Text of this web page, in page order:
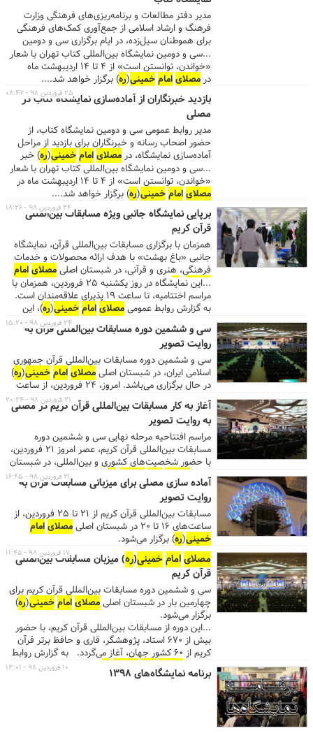
مدیر دفتر مطالعات و برنامه‌ریزی‌های فرهنگی وزارت
فرهنگ و ارشاد اسلامی از جمع‌آوری کمک‌های فرهنگی
برای هموطنان سیل‌زده، در ایام برگزاری سی و دومین
نمایشگاه کتاب تهران خبر داد.
...سی و دومین نمایشگاه بین‌المللی کتاب تهران با شعار
«خواندن، توانستن است» از ۴ تا ۱۴ اردیبهشت ماه
درمصلایامامخمینی(ره) برگزار خواهد شد....
بازدید خبرنگاران از آماده‌سازی نمایشگاه کتاب در
مصلی
مدیر روابط عمومی سی و دومین نمایشگاه کتاب، از
حضور اصحاب رسانه و خبرنگاران برای بازدید از مراحل
آماده‌سازی نمایشگاه، درمصلایامامخمینی(ره) خبر
داد.
...سی و دومین نمایشگاه بین‌المللی کتاب تهران با شعار
«خواندن، توانستن است» از ۴ تا ۱۴ اردیبهشت ماه در
مصلایامامخمینی(ره) برگزار خواهد شد....
۲۵ فروردین ۹۸ - ۰۸:۴۷
برپایی نمایشگاه جانبی ویژه مسابقات بین‌المللی
قرآن کریم
همزمان با برگزاری مسابقات بین‌المللی قرآن، نمایشگاه
جانبی «باغ بهشت» با هدف ارائه محصولات و خدمات
فرهنگی، هنری و قرآنی، در شبستان اصلیمصلایامام
خمینی(ره) برپا شده است.
...این نمایشگاه در روز یکشنبه ۲۵ فروردین، همزمان با
مراسم اختتامیه، تا ساعت ۱۹ پذیرای علاقه‌مندان است.
به گزارش روابط عمومیمصلایامامخمینی(ره)، این
نمایشگاه در ۱۲ بخش متنوع به ارائه محصولات و خدمات
فرهنگی، هنری و قرآنی می‌پردازد. ...سی‌وششمین دوره
مسابقات بین‌المللی قرآن کریم جمهوری اسلامی ایران با
حضور شرکت‌کنندگانی از ۶۰ کشور جهان از ۲۱ تا ۲۵
فروردین از ساعت ۱۶تا ۲۰، در شبستان اصلی
مصلای
امامخمینی(ره) برگزار می‌شود....
۲۴ فروردین ۹۸ - ۱۸:۲۶
سی و ششمین دوره مسابقات بین‌المللی قرآن به
روایت تصویر
سی و ششمین دوره مسابقات بین‌المللی قرآن جمهوری
اسلامی ایران، در شبستان اصلیمصلایامامخمینی(ره)
در حال برگزاری می‌باشد. امروز، ۲۴ فروردین، از ساعت
۱۶ تا ۲۰، آخرین متسابقین به تلاوت آیات قرآن خواهند
پرداخت. مراسم اختتامیه این دوره از مسابقات یکشنبه
۲۵ فروردین از ساعت ۱۷ برگزار می‌شود.
۲۴ فروردین ۹۸ - ۱۵:۲۰
آغاز به کار مسابقات بین‌المللی قرآن کریم در مصلی
به روایت تصویر
مراسم افتتاحیه مرحله نهایی سی و ششمین دوره
مسابقات بین‌المللی قرآن کریم، عصر امروز ۲۱ فروردین،
با حضور شخصیت‌های کشوری و بین‌المللی، در شبستان
اصلی
مصلای امام خمینی ) برگزار شد.
۲۱ فروردین ۹۸ - ۲۰:۲۴
آماده سازی مصلی برای میزبانی مسابقات قرآن به
روایت تصویر
مسابقات بین‌المللی قرآن کریم از ۲۱ تا ۲۵ فروردین، از
ساعت‌های ۱۶ تا ۲۰ در شبستان اصلی
مصلایامام
خمینی(ره) برگزار می‌شود.
۲۱ فروردین ۹۸ - ۱۶:۴۵
مصلایامامخمینی(ره) میزبان مسابقات بین‌المللی
قرآن کریم
سی و ششمین دوره مسابقات بین‌المللی قرآن کریم برای
چهارمین بار در شبستان اصلیمصلایامامخمینی(ره)
برگزار می‌شود.
...این دوره از مسابقات بین‌المللی قرآن کریم، با حضور
بیش از ۶۷۰ استاد، پژوهشگر، قاری و حافظ برتر قرآن
کریم از ۶۰ کشور جهان، آغاز می‌گردد. به گزارش روابط
عمومی
مصلای امام خمینی (
)، مراسم افتتاحیه مرحله
نهایی سی و ششمین دوره مسابقات قرآن کریم،
۱۷ فروردین ۹۸ - ۱۱:۴۵
برنامه نمایشگاه‌های ۱۳۹۸ ۱۰ فروردین ۹۸ - ۱۳:۰۱